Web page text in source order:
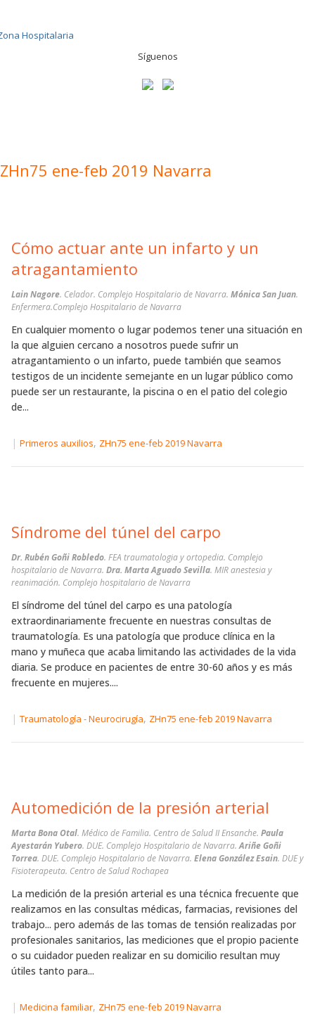
Síguenos
ZHn75 ene-feb 2019 Navarra
Cómo actuar ante un infarto y un
atragantamiento
Lain Nagore. Celador. Complejo Hospitalario de Navarra. Mónica San Juan.
Enfermera.Complejo Hospitalario de Navarra
En cualquier momento o lugar podemos tener una situación en
la que alguien cercano a nosotros puede sufrir un
atragantamiento o un infarto, puede también que seamos
testigos de un incidente semejante en un lugar público como
puede ser un restaurante, la piscina o en el patio del colegio
de...
| Primeros auxilios, ZHn75 ene-feb 2019 Navarra
Síndrome del túnel del carpo
Dr. Rubén Goñi Robledo. FEA traumatologia y ortopedia. Complejo
hospitalario de Navarra. Dra. Marta Aguado Sevilla. MIR anestesia y
reanimación. Complejo hospitalario de Navarra
El síndrome del túnel del carpo es una patología
extraordinariamente frecuente en nuestras consultas de
traumatología. Es una patología que produce clínica en la
mano y muñeca que acaba limitando las actividades de la vida
diaria. Se produce en pacientes de entre 30-60 años y es más
frecuente en mujeres....
| Traumatología - Neurocirugía, ZHn75 ene-feb 2019 Navarra
Automedición de la presión arterial
Marta Bona Otal. Médico de Familia. Centro de Salud II Ensanche. Paula
Ayestarán Yubero. DUE. Complejo Hospitalario de Navarra.Ariñe Goñi
Torrea. DUE. Complejo Hospitalario de Navarra. Elena González Esain. DUE y
Fisioterapeuta. Centro de Salud Rochapea
La medición de la presión arterial es una técnica frecuente que
realizamos en las consultas médicas, farmacias, revisiones del
trabajo... pero además de las tomas de tensión realizadas por
profesionales sanitarios, las mediciones que el propio paciente
o su cuidador pueden realizar en su domicilio resultan muy
útiles tanto para...
| Medicina familiar, ZHn75 ene-feb 2019 Navarra